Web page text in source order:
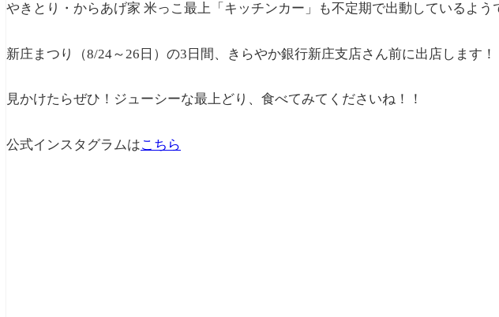
やきとり・からあげ家 米っこ最上「キッチンカー」も不定期で出動しているよう
新庄まつり（8/24～26日）の3日間、きらやか銀行新庄支店さん前に出店します！
見かけたらぜひ！ジューシーな最上どり、食べてみてくださいね！！
公式インスタグラムはこちら